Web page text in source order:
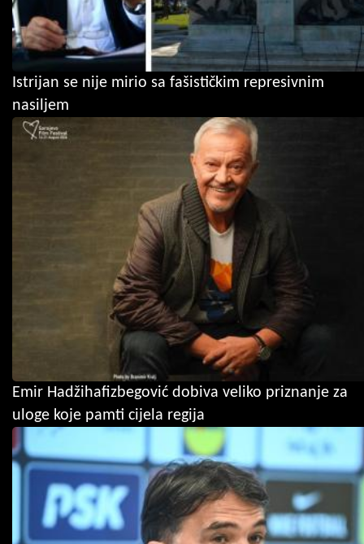
Istrijan se nije mirio sa fašističkim represivnim
nasiljem
Emir Hadžihafizbegović dobiva veliko priznanje za
uloge koje pamti cijela regija